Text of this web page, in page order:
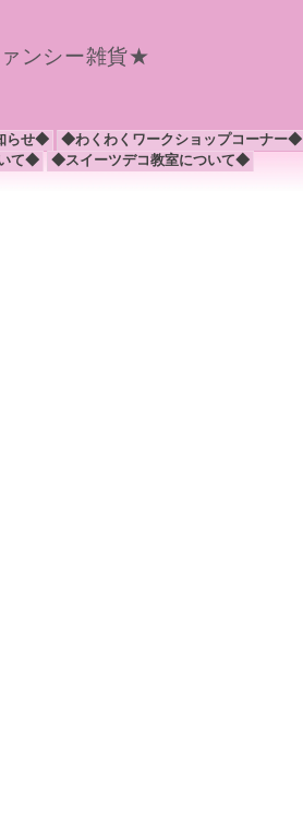
ンシー雑貨★
らせ◆ ◆わくわくワークショップコーナー◆
て◆ ◆スイーツデコ教室について◆